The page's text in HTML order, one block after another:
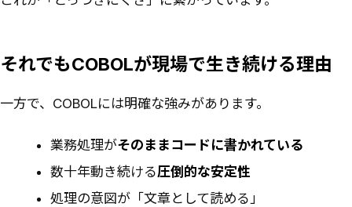
それでもCOBOLが現場で生き続ける理由
一方で、COBOLには明確な強みがあります。
業務処理がそのままコードに書かれている
数十年動き続ける圧倒的な安定性
処理の意図が「文章として読める」